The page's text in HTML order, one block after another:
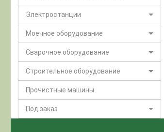
Электростанции
Моечное оборудование
Сварочное оборудование
Строительное оборудование
Прочистные машины
Под заказ